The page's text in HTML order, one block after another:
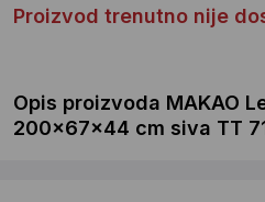
Proizvod trenutno nije
Opis proizvoda MAKAO
200x67x44 cm siva TT